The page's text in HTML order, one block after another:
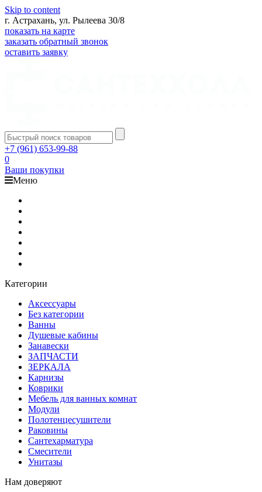
Skip to content
г. Астрахань, ул. Рылеева 30/8
показать на карте
заказать обратный звонок
оставить заявку
+7 (961) 653-99-88
0
Ваши покупки
Меню
Категории
Аксессуары
Без категории
Ванны
Душевые кабины
Занавески
ЗАПЧАСТИ
ЗЕРКАЛА
Карнизы
Коврики
Мебель для ванных комнат
Модули
Полотенцесушители
Раковины
Сантехарматура
Смесители
Унитазы
Нам доверяют